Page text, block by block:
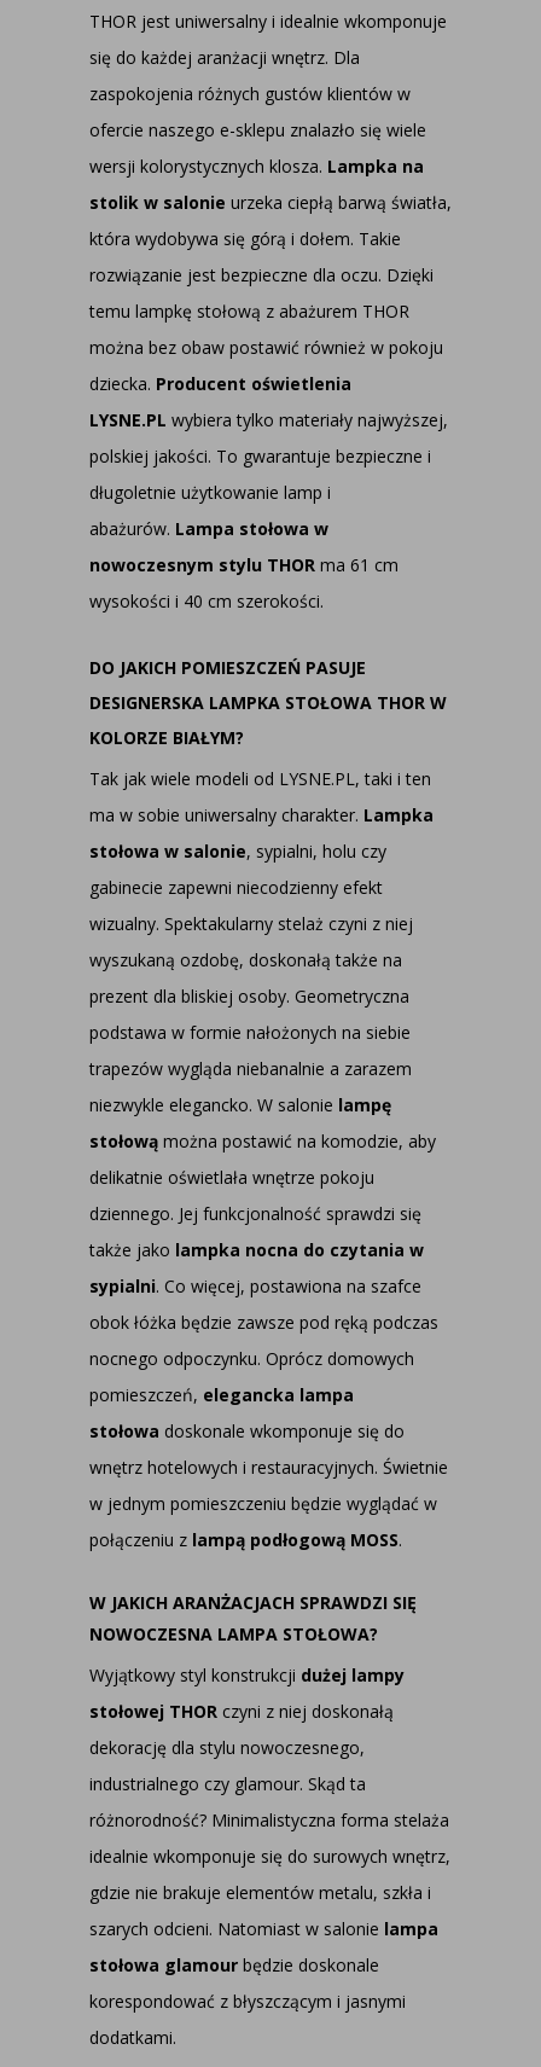
THOR jest uniwersalny i idealnie wkomponuje
się do każdej aranżacji wnętrz. Dla
zaspokojenia różnych gustów klientów w
ofercie naszego e-sklepu znalazło się wiele
wersji kolorystycznych klosza. Lampka na
stolik w salonie urzeka ciepłą barwą światła,
która wydobywa się górą i dołem. Takie
rozwiązanie jest bezpieczne dla oczu. Dzięki
temu lampkę stołową z abażurem THOR
można bez obaw postawić również w pokoju
dziecka. Producent oświetlenia
LYSNE.PL wybiera tylko materiały najwyższej,
polskiej jakości. To gwarantuje bezpieczne i
długoletnie użytkowanie lamp i
abażurów. Lampa stołowa w
nowoczesnym stylu THOR ma 61 cm
wysokości i 40 cm szerokości.
DO JAKICH POMIESZCZEŃ PASUJE
DESIGNERSKA LAMPKA STOŁOWA THOR W
KOLORZE BIAŁYM?
Tak jak wiele modeli od LYSNE.PL, taki i ten
ma w sobie uniwersalny charakter. Lampka
stołowa w salonie, sypialni, holu czy
gabinecie zapewni niecodzienny efekt
wizualny. Spektakularny stelaż czyni z niej
wyszukaną ozdobę, doskonałą także na
prezent dla bliskiej osoby. Geometryczna
podstawa w formie nałożonych na siebie
trapezów wygląda niebanalnie a zarazem
niezwykle elegancko. W salonie lampę
stołową można postawić na komodzie, aby
delikatnie oświetlała wnętrze pokoju
dziennego. Jej funkcjonalność sprawdzi się
także jako lampka nocna do czytania w
sypialni. Co więcej, postawiona na szafce
obok łóżka będzie zawsze pod ręką podczas
nocnego odpoczynku. Oprócz domowych
pomieszczeń, elegancka lampa
stołowa doskonale wkomponuje się do
wnętrz hotelowych i restauracyjnych. Świetnie
w jednym pomieszczeniu będzie wyglądać w
połączeniu z lampą podłogową MOSS.
W JAKICH ARANŻACJACH SPRAWDZI SIĘ
NOWOCZESNA LAMPA STOŁOWA?
Wyjątkowy styl konstrukcji dużej lampy
stołowej THOR czyni z niej doskonałą
dekorację dla stylu nowoczesnego,
industrialnego czy glamour. Skąd ta
różnorodność? Minimalistyczna forma stelaża
idealnie wkomponuje się do surowych wnętrz,
gdzie nie brakuje elementów metalu, szkła i
szarych odcieni. Natomiast w salonie lampa
stołowa glamour będzie doskonale
korespondować z błyszczącym i jasnymi
dodatkami.